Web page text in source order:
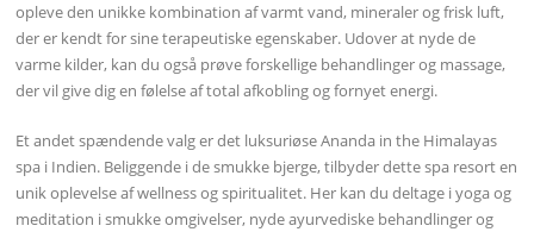
opleve den unikke kombination af varmt vand, mineraler og frisk luft,
der er kendt for sine terapeutiske egenskaber. Udover at nyde de
varme kilder, kan du også prøve forskellige behandlinger og massage,
der vil give dig en følelse af total afkobling og fornyet energi.
Et andet spændende valg er det luksuriøse Ananda in the Himalayas
spa i Indien. Beliggende i de smukke bjerge, tilbyder dette spa resort en
unik oplevelse af wellness og spiritualitet. Her kan du deltage i yoga og
meditation i smukke omgivelser, nyde ayurvediske behandlinger og